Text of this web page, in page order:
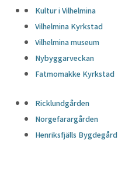
Kultur i Vilhelmina
Vilhelmina Kyrkstad
Vilhelmina museum
Nybyggarveckan
Fatmomakke Kyrkstad
Ricklundgården
Norgefarargården
Henriksfjälls Bygdegård